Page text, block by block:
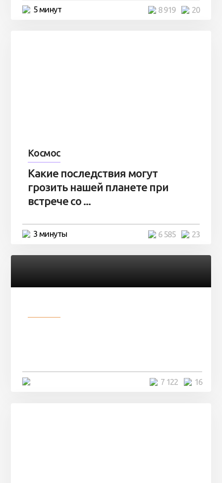
5 минут 20
8 919
Космос
Какие последствия могут
грозить нашей планете при
встрече со ...
3 минуты 23
6 585
16
7 122